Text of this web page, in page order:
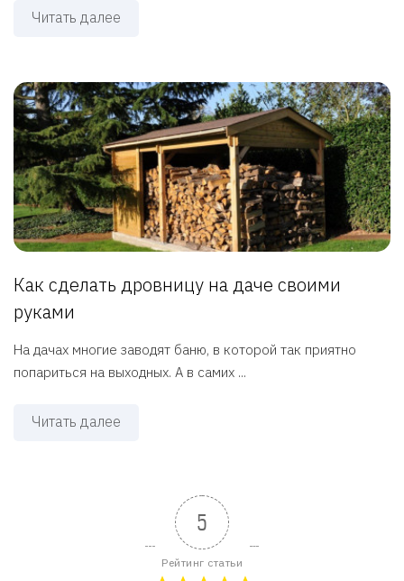
Читать далее
Как сделать дровницу на даче своими
руками
На дачах многие заводят баню, в которой так приятно
попариться на выходных. А в самих ...
Читать далее
5
Рейтинг статьи